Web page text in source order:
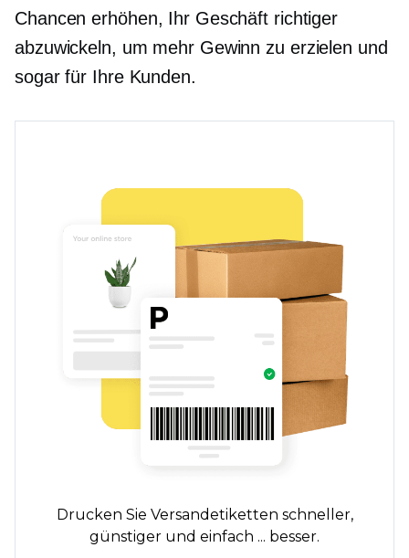
Chancen erhöhen, Ihr Geschäft richtiger
abzuwickeln, um mehr Gewinn zu erzielen und
sogar für Ihre Kunden.
Drucken Sie Versandetiketten schneller,
günstiger und einfach ... besser.